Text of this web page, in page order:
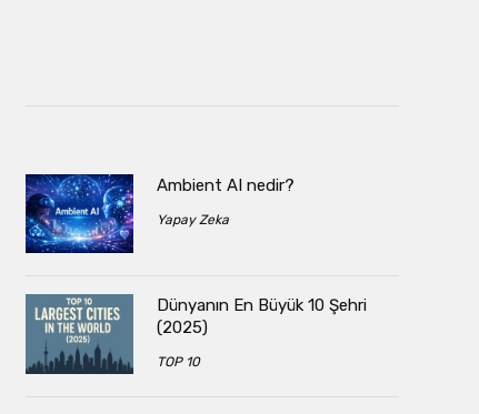
Ambient AI nedir?
Yapay Zeka
Dünyanın En Büyük 10 Şehri
(2025)
TOP 10